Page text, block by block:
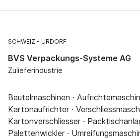
SCHWEIZ URDORF
BVS Verpackungs-Systeme AG
Zulieferindustrie
Beutelmaschinen ·
Kartonaufrichter ·
Kartonverschliesser ·
Palettenwickler ·